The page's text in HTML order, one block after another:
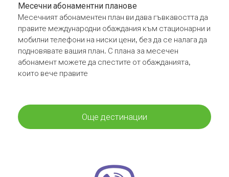
Месечни абонаментни планове
Месечният абонаментен план ви дава гъвкавостта да
правите международни обаждания към стационарни и
мобилни телефони на ниски цени, без да се налага да
подновявате вашия план. С плана за месечен
абонамент можете да спестите от обажданията,
които вече правите
Още дестинации